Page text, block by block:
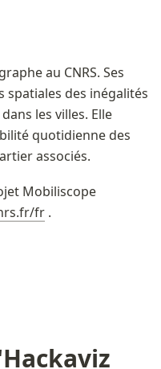
au CNRS. Ses
spatiales des inégalités
les villes. Elle
quotidienne des
associés.
Julie vient nous présenter le projet Mobiliscope
fr .